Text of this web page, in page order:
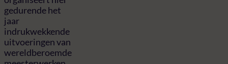
gedurende het
jaar
indrukwekkende
uitvoeringen van
wereldberoemde